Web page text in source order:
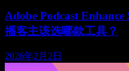
Adobe Podcast Enhance
播客主该选哪款工具？
2026年2月2日